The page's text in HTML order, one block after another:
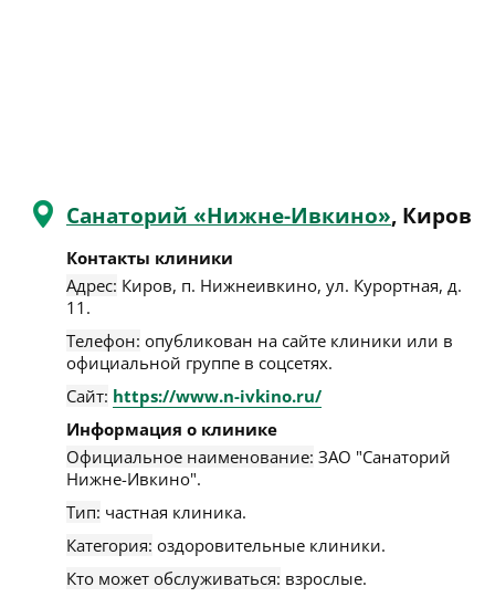
Санаторий «Нижне-Ивкино», Киров
Контакты клиники
Адрес: Киров, п. Нижнеивкино, ул. Курортная, д.
11 .
Телефон: опубликован на сайте клиники или в
официальной группе в соцсетях.
Сайт: https://www.n-ivkino.ru/
Информация о клинике
Официальное наименование: ЗАО "Санаторий
Нижне-Ивкино".
Тип: частная клиника.
Категория: оздоровительные клиники.
Кто может обслуживаться: взрослые.